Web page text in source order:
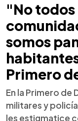
"No todos
somos
Primero
En la Primero
militares y
les estigmatice